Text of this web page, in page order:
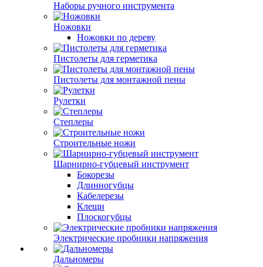
Наборы ручного инструмента
Ножовки
Ножовки по дереву
Пистолеты для герметика
Пистолеты для монтажной пены
Рулетки
Степлеры
Строительные ножи
Шарнирно-губцевый инструмент
Бокорезы
Длинногубцы
Кабелерезы
Клещи
Плоскогубцы
Электрические пробники напряжения
Дальномеры